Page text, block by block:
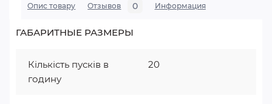
Опис товару Отзывов 0 Информация
ГАБАРИТНЫЕ РАЗМЕРЫ
Кількість пусків в
годину
20